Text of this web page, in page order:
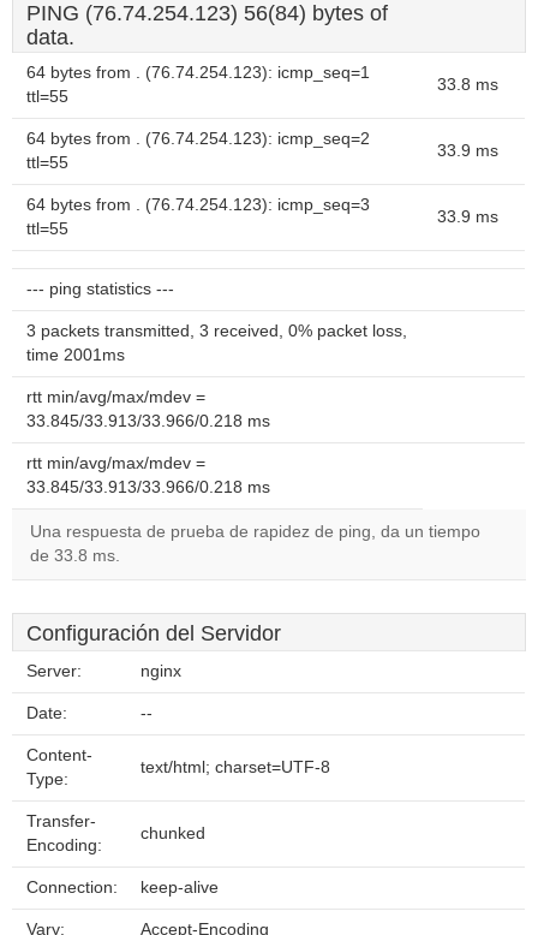
PING (76.74.254.123) 56(84) bytes of
data.
64 bytes from . (76.74.254.123): icmp_seq=1
ttl=55
33.8 ms
64 bytes from . (76.74.254.123): icmp_seq=2
ttl=55
33.9 ms
64 bytes from . (76.74.254.123): icmp_seq=3
ttl=55
33.9 ms
--- ping statistics ---
3 packets transmitted, 3 received, 0% packet loss,
time 2001ms
rtt min/avg/max/mdev =
33.845/33.913/33.966/0.218 ms
rtt min/avg/max/mdev =
33.845/33.913/33.966/0.218 ms
Una respuesta de prueba de rapidez de ping, da un tiempo
de 33.8 ms.
Configuración del Servidor
Server: nginx
Date: --
Content-
Type:
text/html; charset=UTF-8
Transfer-
Encoding:
chunked
Connection: keep-alive
Vary: Accept-Encoding